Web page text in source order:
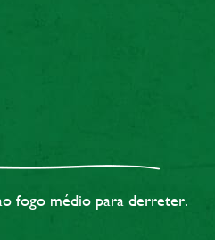
fogo médio para derreter.